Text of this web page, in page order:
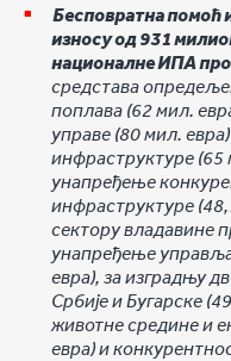
Бесповратна помоћ
износу од 931
националне ИПА
средстава
поплава (62 мил.
управе (80 мил.
инфраструктуре (65
унапређење
инфраструктуре
сектору владавине
унапређење
евра), за изградњу
Србије и Бугарске
животне средине и
евра) и